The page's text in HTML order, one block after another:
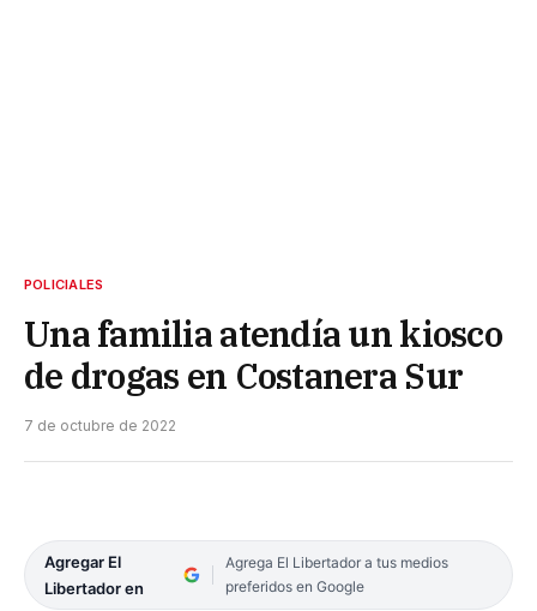
POLICIALES
Una familia atendía un kiosco
de drogas en Costanera Sur
7 de octubre de 2022
Agregar El
Libertador en
Agrega El Libertador a tus medios
preferidos en Google